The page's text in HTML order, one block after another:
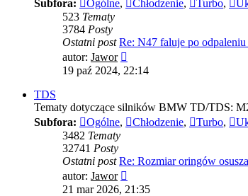
Subfora:
Ogólne, Chłodzenie, Turbo,
523 Tematy
3784 Posty
Ostatni post Re: N47 faluje po
autor: Jawor
najnowszy
19 paź 2024, 22:14
TDS
Tematy dotyczące silników BMW TD/TDS:
Subfora:
Ogólne, Chłodzenie, Turbo,
3482 Tematy
32741 Posty
Ostatni post Re: Rozmiar oringów
autor: Jawor
najnowszy
21 mar 2026, 21:35